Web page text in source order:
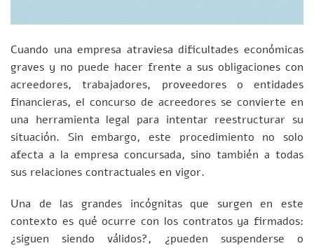
Cuando una empresa atraviesa dificultades económicas
graves y no puede hacer frente a sus obligaciones con
acreedores, trabajadores, proveedores o entidades
financieras, el concurso de acreedores se convierte en
una herramienta legal para intentar reestructurar su
situación. Sin embargo, este procedimiento no solo
afecta a la empresa concursada, sino también a todas
sus relaciones contractuales en vigor.
Una de las grandes incógnitas que surgen en este
contexto es qué ocurre con los contratos ya firmados:
¿siguen siendo válidos?, ¿pueden suspenderse o